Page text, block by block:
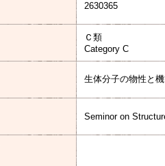
2630365
Ｃ類
Category C
生体分子の物性と
Seminor on